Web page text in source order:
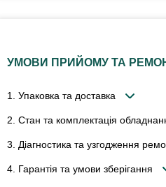
УМОВИ ПРИЙОМУ ТА
1. Упаковка та доставка
2. Стан та комплектація
3. Діагностика та узгодження
4. Гарантія та умови зберігання